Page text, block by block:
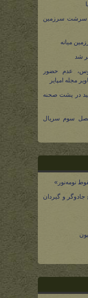
سرشت سرزمین
میانه
شد
عدم حضور
مجله امپایر
در پشت صحنه
سوم سریال
جادوگر و گیردان